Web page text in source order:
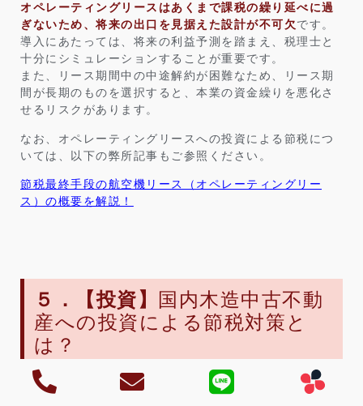
オペレーティングリースはあくまで課税の繰り延べに過
ぎないため、将来の出口を見据えた設計が不可欠です。
導入にあたっては、将来の利益予測を踏まえ、税理士と
十分にシミュレーションすることが重要です。
また、リース期間中の中途解約が困難なため、リース期
間が長期のものを選択すると、本業の資金繰りを悪化さ
せるリスクがあります。
なお、オペレーティングリースへの投資による節税につ
いては、以下の弊所記事もご参照ください。
節税最終手段の航空機リース（オペレーティングリー
ス）の概要を解説！
５．【投資】
国内木造中古不動
産への投資による節税対策と
は？
投資的節税方法である「国内木造中古不動産への投資に